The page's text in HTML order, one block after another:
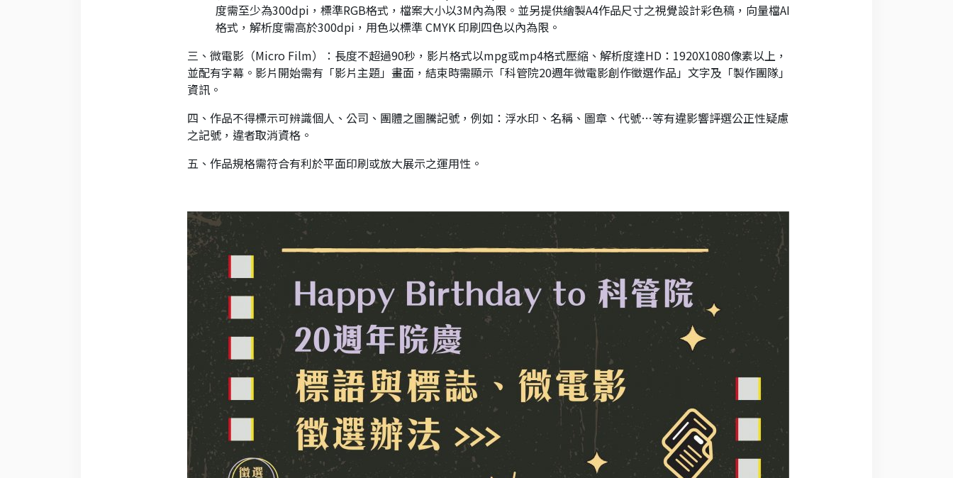
度需至少為300dpi，標準RGB格式，檔案大小以3M內為限。並另提供繪製A4作品尺寸之視覺設計彩色稿，向量檔AI
格式，解析度需高於300dpi，用色以標準 CMYK 印刷四色以內為限。
三、微電影（Micro Film）：長度不超過90秒，影片格式以mpg或mp4格式壓縮、解析度達HD：1920X1080像素以上，
並配有字幕。影片開始需有「影片主題」畫面，結束時需顯示「科管院20週年微電影創作徵選作品」文字及「製作團隊」
資訊。
四、作品不得標示可辨識個人、公司、團體之圖騰記號，例如：浮水印、名稱、圖章、代號…等有違影響評選公正性疑慮
之記號，違者取消資格。
五、作品規格需符合有利於平面印刷或放大展示之運用性。